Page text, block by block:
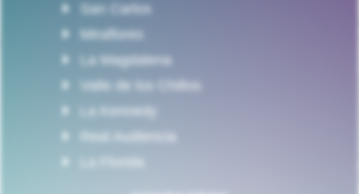
San Carlos
Miraflores
La Magdalena
Valle de los Chillos
La Kennedy
Real Audiencia